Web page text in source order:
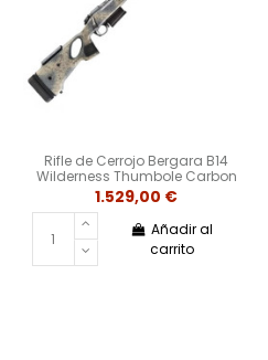
Rifle de Cerrojo Bergara B14
Wilderness Thumbole Carbon
1.529,00 €
Añadir al
carrito